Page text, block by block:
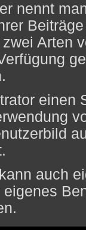
nennt
Arten
einen
auch